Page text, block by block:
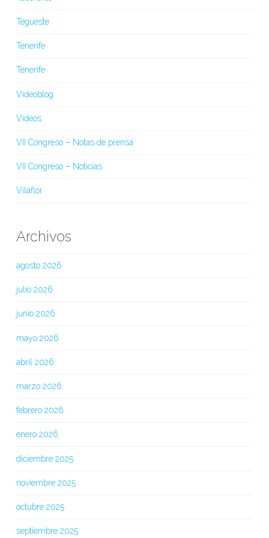
Tegueste
Tenerife
Tenerife
Videoblog
Vídeos
VII Congreso – Notas de prensa
VII Congreso – Noticias
Vilaflor
Archivos
agosto 2026
julio 2026
junio 2026
mayo 2026
abril 2026
marzo 2026
febrero 2026
enero 2026
diciembre 2025
noviembre 2025
octubre 2025
septiembre 2025